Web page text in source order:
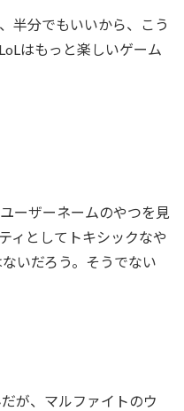
半分でもいいから、こう
はもっと楽しいゲーム
ーザーネームのやつを見
ィとしてトキシックなや
いだろう。そうでない
が、マルファイトのウ